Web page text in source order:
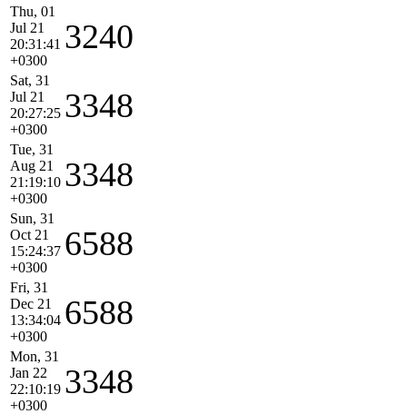
Thu, 01
Jul 21
20:31:41
+0300
3240
Sat, 31
Jul 21
20:27:25
+0300
3348
Tue, 31
Aug 21
21:19:10
+0300
3348
Sun, 31
Oct 21
15:24:37
+0300
6588
Fri, 31
Dec 21
13:34:04
+0300
6588
Mon, 31
Jan 22
22:10:19
+0300
3348